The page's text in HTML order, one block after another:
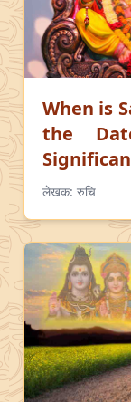
When is
the
लेखक: रुचि